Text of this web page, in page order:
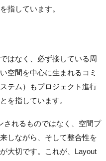
指しています。
はなく、必ず接している周
空間を中心に生まれるコミ
テム）もプロジェクト進行
を指しています。
されるものではなく、空間プ
しながら、そして整合性を
大切です。
これが、Layout